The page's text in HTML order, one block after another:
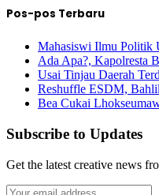
Pos-pos Terbaru
Mahasiswi Ilmu Politik
Ada Apa?, Kapolresta
Usai Tinjau Daerah
Reshuffle ESDM,
Bea Cukai
Subscribe to Updates
Get the latest creative news